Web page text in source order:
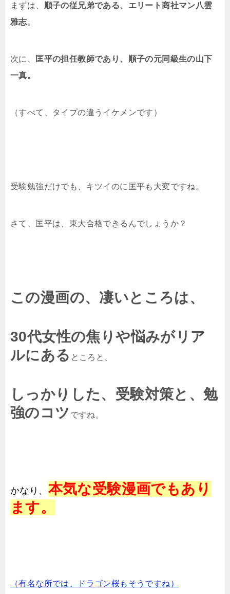
まずは、 順子の従兄弟である、エリート商社マン八雲
雅志。
次に、
匡平の担任教師であり、順子の元同級生の山下
一真。
（すべて、タイプの違うイケメンです）
受験勉強だけでも、キツイのに匡平も大変ですね。
さて、匡平は、東大合格できるんでしょうか？
この漫画の、凄いところは、
30代女性の焦りや悩みがリア
ルにある ところと、
しっかりした、受験対策と、勉
強のコツ ですね。
かなり、 本気な受験漫画でもあり
ます。
（有名な所では、ドラゴン桜もそうですね）